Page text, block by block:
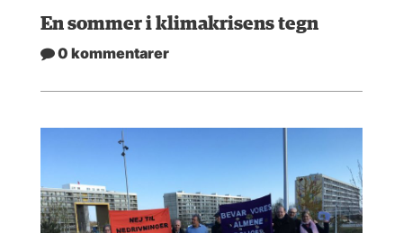
En sommer i klimakrisens tegn
0 kommentarer